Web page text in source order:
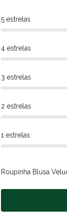
5 estrelas
4 estrelas
3 estrelas
2 estrelas
1 estrelas
Roupinha Blusa